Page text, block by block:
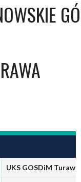
UKS GOSDiM Turawa